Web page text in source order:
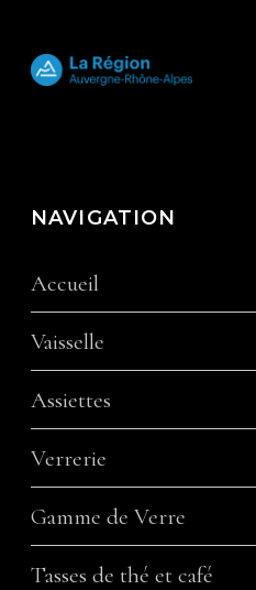
NAVIGATION
Accueil
Vaisselle
Assiettes
Verrerie
Gamme de Verre
Tasses de thé et café